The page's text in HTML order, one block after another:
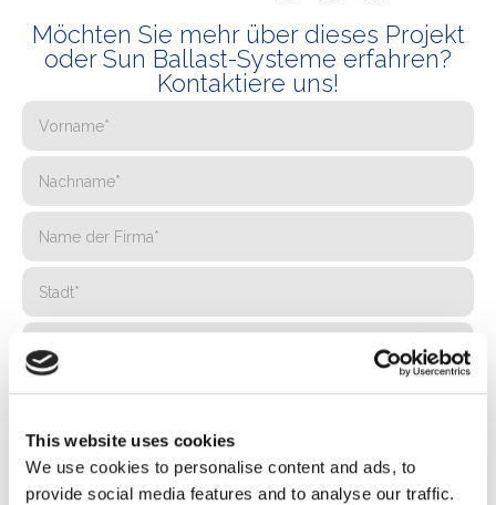
This website uses cookies
We use cookies to personalise content and ads, to
provide social media features and to analyse our traffic.
Möchten Sie mehr über dieses Projekt
oder Sun Ballast-Systeme erfahren?
Kontaktiere uns!